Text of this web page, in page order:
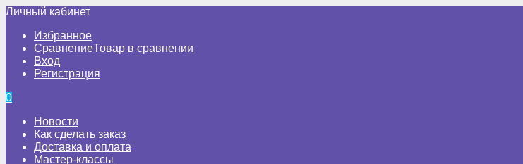
Личный кабинет
Избранное
СравнениеТовар в сравнении
Вход
Регистрация
0
Новости
Как сделать заказ
Доставка и оплата
Мастер-классы